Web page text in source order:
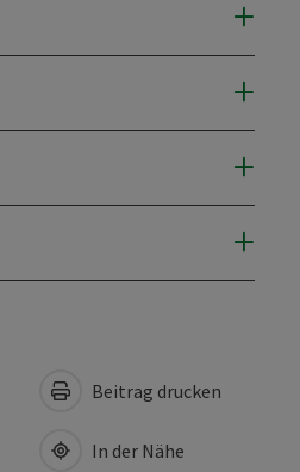
Beitrag drucken
In der Nähe